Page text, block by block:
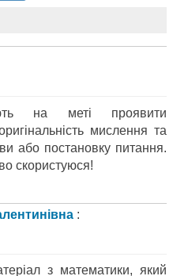
на меті проявити
мислення та
або постановку питання.
скористуюся!
:
з математики, який